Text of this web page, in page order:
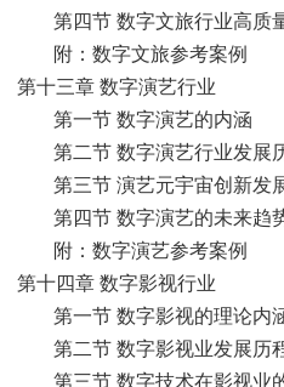
第四节 数字文旅行业高质
附：数字文旅参考案例
第十三章 数字演艺行业
第一节 数字演艺的内涵
第二节 数字演艺行业发展
第三节 演艺元宇宙创新发
第四节 数字演艺的未来趋
附：数字演艺参考案例
第十四章 数字影视行业
第一节 数字影视的理论内
第二节 数字影视业发展历
第三节 数字技术在影视业